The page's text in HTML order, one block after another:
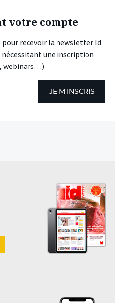
votre compte
recevoir la newsletter Id
nécessitant une inscription
webinars…)
JE M'INSCRIS